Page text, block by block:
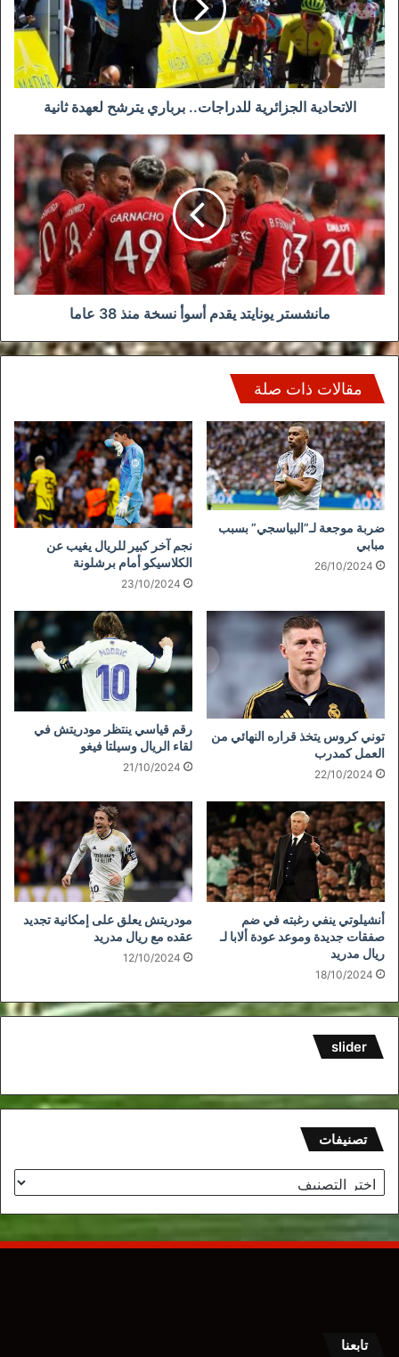
يترشح
لعهدة
ثانية
الاتحادية الجزائرية للدراجات.. برباري يترشح لعهدة ثانية
مانشستر
يونايتد
يقدم
أسوأ
نسخة
منذ
38
عاما
مانشستر يونايتد يقدم أسوأ نسخة منذ 38 عاما
مقالات ذات صلة
ضربة موجعة لـ”البياسجي” بسبب
مبابي
26/10/2024
نجم آخر كبير للريال يغيب عن
الكلاسيكو أمام برشلونة
23/10/2024
توني كروس يتخذ قراره النهائي من
العمل كمدرب
22/10/2024
رقم قياسي ينتظر مودريتش في
لقاء الريال وسيلتا فيغو
21/10/2024
أنشيلوتي ينفي رغبته في ضم
صفقات جديدة وموعد عودة ألابا لـ
ريال مدريد
18/10/2024
مودريتش يعلق على إمكانية تجديد
عقده مع ريال مدريد
12/10/2024
slider
تصنيفات
تصنيفات
تابعنا